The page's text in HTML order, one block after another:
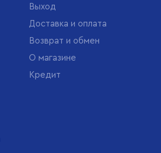
Выход
Доставка и оплата
Возврат и обмен
О магазине
Кредит